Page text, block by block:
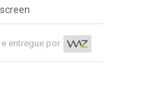
entregue por